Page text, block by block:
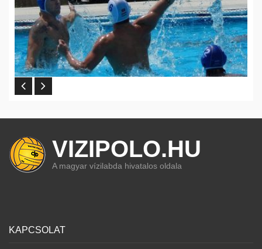
VIZIPOLO.HU
A magyar vízilabda hivatalos oldala
KAPCSOLAT